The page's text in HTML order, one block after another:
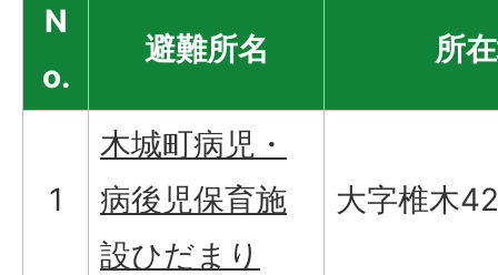
N
o.
避難所名 所
1
木城町病児・
病後児保育施
設ひだまり
大字椎木